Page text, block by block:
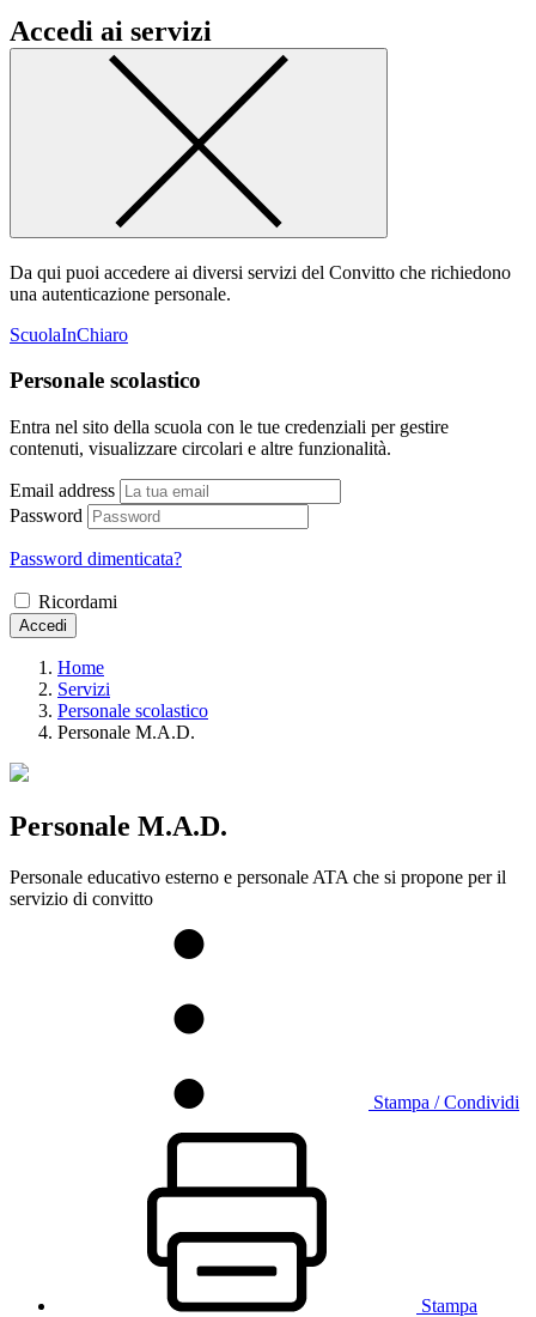
Accedi ai servizi
Da qui puoi accedere ai diversi servizi del Convitto che richiedono
una autenticazione personale.
ScuolaInChiaro
Personale scolastico
Entra nel sito della scuola con le tue credenziali per gestire
contenuti, visualizzare circolari e altre funzionalità.
Email address
Password
Password dimenticata?
Ricordami
Accedi
Home
Servizi
Personale scolastico
Personale M.A.D.
Personale M.A.D.
Personale educativo esterno e personale ATA che si propone per il
servizio di convitto
Stampa / Condividi
Stampa